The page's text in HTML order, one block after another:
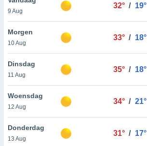
zien. U
in
en kunt
op elk
onder
9 Aug
32° / 19°
Morgen
10 Aug
33° / 18°
Dinsdag
11 Aug
35° / 18°
Woensdag
12 Aug
34° / 21°
Donderdag
13 Aug
31° / 17°